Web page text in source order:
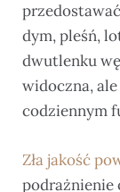
dym, pleśń,
dwutlenku
widoczna,
codziennym
Zła jakość
podrażnienie